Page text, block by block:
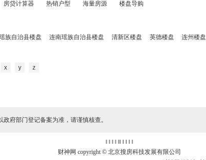
房贷计算器 热销户型 海量房源 楼盘导购
族自治县楼盘 连南瑶族自治县楼盘 清新区楼盘 英德楼盘 连州楼盘
x y z
府部门登记备案为准，请谨慎核查。
‖ ‖ ‖ ‖ ‖‖ ‖ ‖ ‖ ‖
财神网 copyright © 北京搜房科技发展有限公司